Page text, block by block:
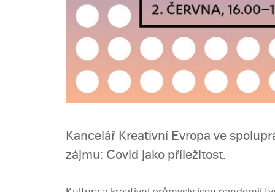
Kancelář Kreativní Evropa ve
zájmu: Covid jako příležitost.